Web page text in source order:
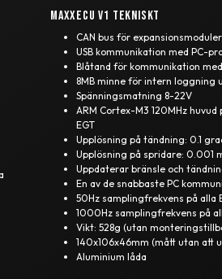
MaxxECU V1 tekniskt
CAN bus för
USB kommunikation med PC-
Blåtand för kommunikation
8MB minne för intern loggning
Spänningsmatning 8-22V
ARM Cortex-M3 120MHz
EGT
Upplösning på tändning: 0.1
Upplösning på spridare: 0.001
Uppdaterar bränsle och
En av de snabbaste PC
50Hz samplingfrekvens på alla
1000Hz samplingfrekvens på
Vikt: 528g (utan
140x106x46mm (mått utan att
Aluminium låda